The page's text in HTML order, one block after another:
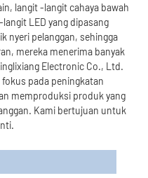
langit -langit cahaya bawah
LED yang dipasang
nyeri pelanggan, sehingga
mereka menerima banyak
Electronic Co., Ltd.
pada peningkatan
memproduksi produk yang
Kami bertujuan untuk